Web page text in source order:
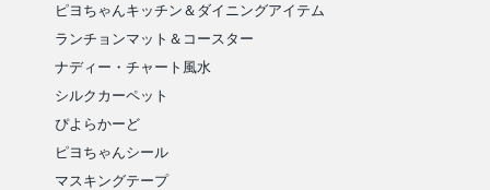
ピヨちゃんキッチン＆ダイニングアイテム
ランチョンマット＆コースター
ナディー・チャート風水
シルクカーペット
ぴよらかーど
ピヨちゃんシール
マスキングテープ